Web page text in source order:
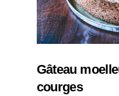
Gâteau
courges